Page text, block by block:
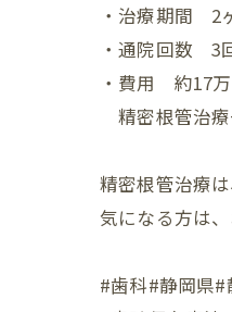
・治療期間 2
・通院回数 3
・費用 約17
精密根管治
精密根管治療
気になる方は
#歯科#静岡県